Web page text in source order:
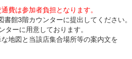
費は参加者負担となります。
館3階カウンターに提出してください。
ーに用意しております。
図と当該店集合場所等の案内文を